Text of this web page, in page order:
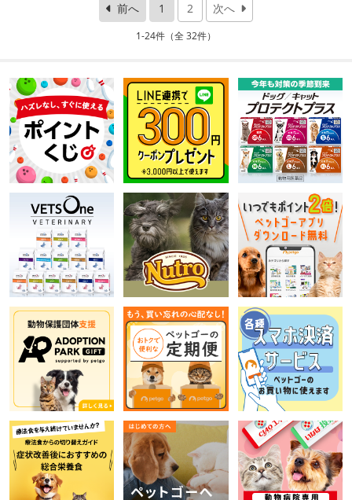
前へ 1 2 次へ
1-24件（全 32件）